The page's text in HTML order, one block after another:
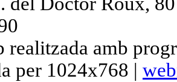
realitzada amb
per 1024x768 |